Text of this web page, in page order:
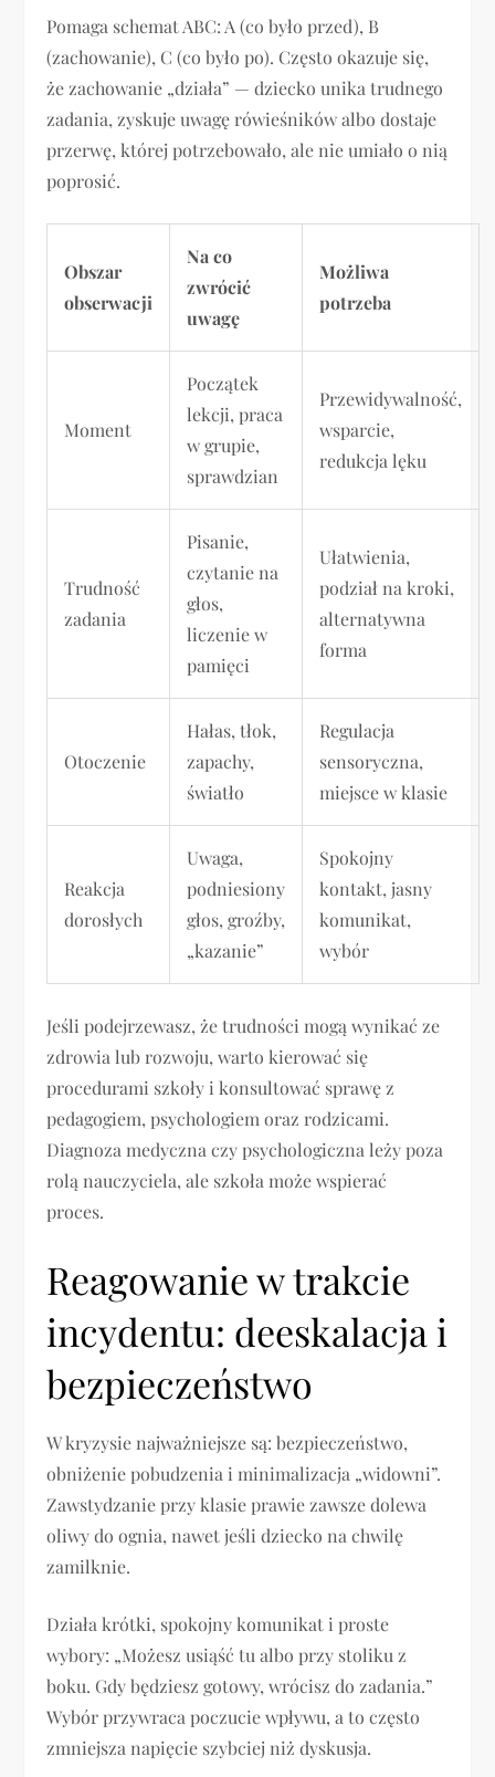
Pomaga schemat ABC: A (co było przed), B
(zachowanie), C (co było po). Często okazuje się,
że zachowanie „działa” — dziecko unika trudnego
zadania, zyskuje uwagę rówieśników albo dostaje
przerwę, której potrzebowało, ale nie umiało o nią
poprosić.
Obszar
obserwacji
Na co
zwrócić
uwagę
Możliwa
potrzeba
Moment
Początek
lekcji, praca
w grupie,
sprawdzian
Przewidywalność,
wsparcie,
redukcja lęku
Trudność
zadania
Pisanie,
czytanie na
głos,
liczenie w
pamięci
Ułatwienia,
podział na kroki,
alternatywna
forma
Otoczenie
Hałas, tłok,
zapachy,
światło
Regulacja
sensoryczna,
miejsce w klasie
Reakcja
dorosłych
Uwaga,
podniesiony
głos, groźby,
„kazanie”
Spokojny
kontakt, jasny
komunikat,
wybór
Jeśli podejrzewasz, że trudności mogą wynikać ze
zdrowia lub rozwoju, warto kierować się
procedurami szkoły i konsultować sprawę z
pedagogiem, psychologiem oraz rodzicami.
Diagnoza medyczna czy psychologiczna leży poza
rolą nauczyciela, ale szkoła może wspierać
proces.
Reagowanie w trakcie
incydentu: deeskalacja i
bezpieczeństwo
W kryzysie najważniejsze są: bezpieczeństwo,
obniżenie pobudzenia i minimalizacja „widowni”.
Zawstydzanie przy klasie prawie zawsze dolewa
oliwy do ognia, nawet jeśli dziecko na chwilę
zamilknie.
Działa krótki, spokojny komunikat i proste
wybory: „Możesz usiąść tu albo przy stoliku z
boku. Gdy będziesz gotowy, wrócisz do zadania.”
Wybór przywraca poczucie wpływu, a to często
zmniejsza napięcie szybciej niż dyskusja.